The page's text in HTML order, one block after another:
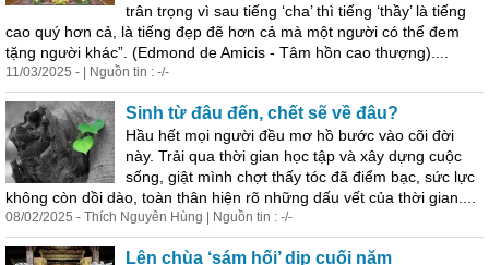
trân trọng vì sau tiếng ‘cha’ thì tiếng ‘thầy’ là tiếng
cao quý hơn cả, là tiếng đẹp đẽ hơn cả mà một người có thể đem
tặng người khác”. (Edmond de Amicis - Tâm hồn cao thượng)....
11/03/2025 - | Nguồn tin : -/-
Sinh từ đâu đến, chết sẽ về đâu?
Hầu hết mọi người đều mơ hồ bước vào cõi đời
này. Trải qua thời gian học tập và xây dựng cuộc
sống, giật mình chợt thấy tóc đã điểm bạc, sức lực
không còn dồi dào, toàn thân hiện rõ những dấu vết của thời gian....
08/02/2025 - Thích Nguyên Hùng | Nguồn tin : -/-
Lên chùa ‘sám hối’ dịp cuối năm